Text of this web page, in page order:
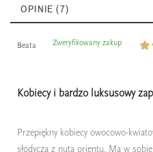
OPINIE (7)
Beata Zweryfikowany zakup
Kobiecy i bardzo luksusowy
Przepiękny kobiecy owocowo-
słodyczą z nutą orientu. Ma w